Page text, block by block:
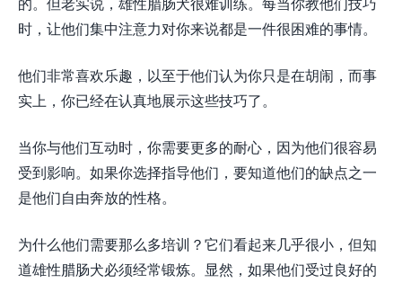
时，让他们集中注意力对你来说都是一件很困难的事情。
他们非常喜欢乐趣，以至于他们认为你只是在胡闹，而事
实上，你已经在认真地展示这些技巧了。
当你与他们互动时，你需要更多的耐心，因为他们很容易
受到影响。如果你选择指导他们，要知道他们的缺点之一
是他们自由奔放的性格。
为什么他们需要那么多培训？它们看起来几乎很小，但知
道雄性腊肠犬必须经常锻炼。显然，如果他们受过良好的